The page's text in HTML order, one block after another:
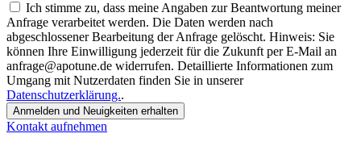
Ich stimme zu, dass meine Angaben zur Beantwortung meiner
Anfrage verarbeitet werden. Die Daten werden nach
abgeschlossener Bearbeitung der Anfrage gelöscht. Hinweis: Sie
können Ihre Einwilligung jederzeit für die Zukunft per E-Mail an
anfrage@apotune.de widerrufen. Detaillierte Informationen zum
Umgang mit Nutzerdaten finden Sie in unserer
Datenschutzerklärung..
Anmelden und Neuigkeiten erhalten
Kontakt aufnehmen